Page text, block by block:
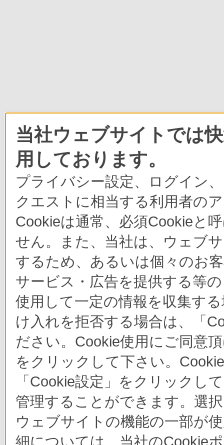
当社ウェブサイトでは
用しております。
プライバシー設定、ログイン
クエストに相当する利用者の
Cookieは通常、必須Cookieと
せん。また、当社は、ウェブ
するため、あるいは個々のお
サービス・広告を提供する等
使用して一定の情報を収集す
け入れを拒否する場合は、「
ださい。Cookie使用にご同意
をクリックして下さい。
「Cookie設定」をクリックし
管理することができます。選
ウェブサイトの機能の一部が
細については、当社のCookie